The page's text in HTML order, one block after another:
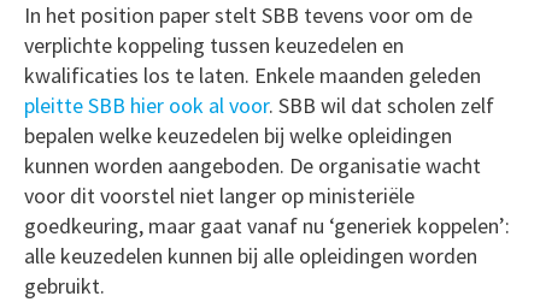
In het position paper stelt SBB tevens voor om de
verplichte koppeling tussen keuzedelen en
kwalificaties los te laten. Enkele maanden geleden
pleitte SBB hier ook al voor. SBB wil dat scholen zelf
bepalen welke keuzedelen bij welke opleidingen
kunnen worden aangeboden. De organisatie wacht
voor dit voorstel niet langer op ministeriële
goedkeuring, maar gaat vanaf nu ‘generiek koppelen’:
alle keuzedelen kunnen bij alle opleidingen worden
gebruikt.